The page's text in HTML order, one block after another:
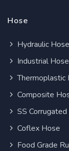
Hose
Hydraulic Hose
Industrial Hose
Thermoplastic
Composite
SS
Coflex Hose
Food Grade